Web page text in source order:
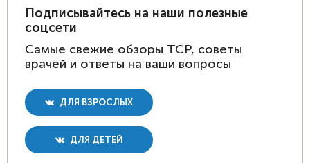
Подписывайтесь на наши полезные
соцсети
Самые свежие обзоры ТСР, советы
врачей и ответы на ваши вопросы
ДЛЯ ВЗРОСЛЫХ
ДЛЯ ДЕТЕЙ